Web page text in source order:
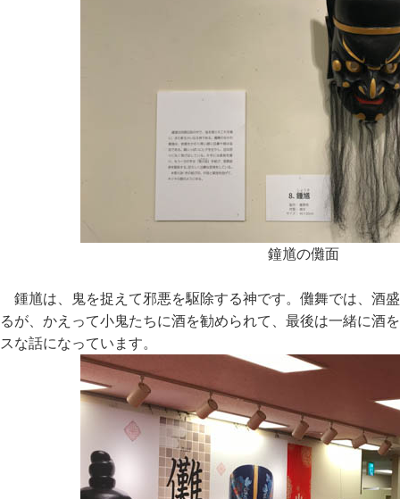
鐘馗の儺面
鍾馗は、鬼を捉えて邪悪を駆除する神です。儺舞では、酒
るが、かえって小鬼たちに酒を勧められて、最後は一緒に酒
スな話になっています。